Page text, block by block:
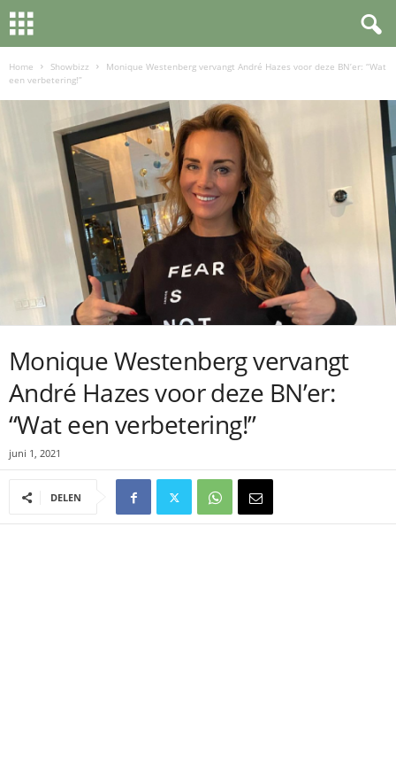
Home Showbizz
Monique Westenberg vervangt André Hazes voor deze BN’er: “Wat
een verbetering!”
Monique Westenberg vervangt
André Hazes voor deze BN’er:
“Wat een verbetering!”
juni 1, 2021
DELEN